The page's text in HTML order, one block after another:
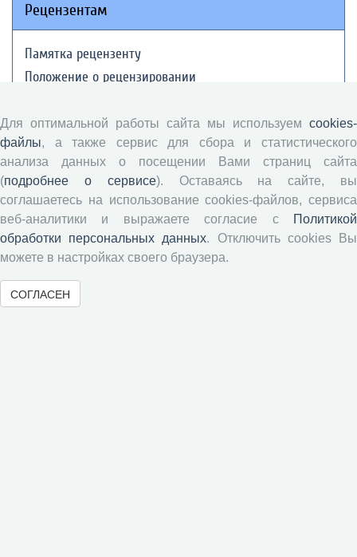
Рецензентам
Памятка рецензенту
Положение о рецензировании
Журналы ВолНЦ РАН
Экономические и социальные перемены
Проблемы развития территории
Вопросы территориального развития
Юный экономист
Для оптимальной работы сайта мы используем cookies-
файлы, а также сервис для сбора и статистического
анализа данных о посещении Вами страниц сайта
(подробнее о сервисе). Оставаясь на сайте, вы
соглашаетесь на использование cookies-файлов, сервиса
веб-аналитики и выражаете согласие с
Политикой
обработки персональных данных. Отключить cookies Вы
можете в настройках своего браузера.
СОГЛАСЕН